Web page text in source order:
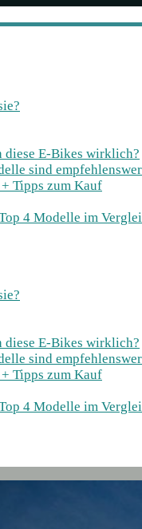
diese E-Bikes wirklich?
sind
Tipps zum Kauf
4 Modelle im
diese E-Bikes wirklich?
sind
Tipps zum Kauf
4 Modelle im